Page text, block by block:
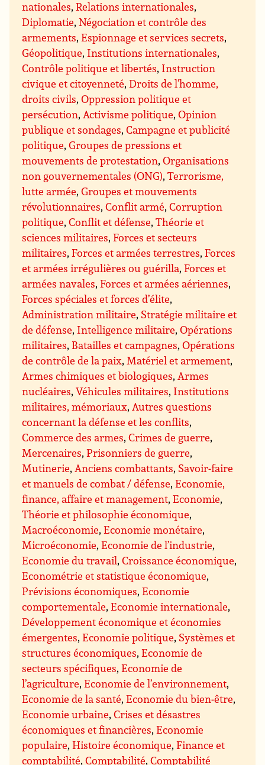
nationales,Relations internationales,
Diplomatie,Négociation et contrôle des
armements,Espionnage et services secrets,
Géopolitique, Institutions internationales,
Contrôle politique et libertés, Instruction
civique et citoyenneté,Droits de l’homme,
droits civils,Oppression politique et
persécution,Activisme politique,Opinion
publique et sondages,Campagne et publicité
politique,Groupes de pressions et
mouvements de protestation,Organisations
non gouvernementales (ONG),Terrorisme,
lutte armée,Groupes et mouvements
révolutionnaires,Conflit armé,Corruption
politique,Conflit et défense,Théorie et
sciences militaires,Forces et secteurs
militaires,Forces et armées terrestres,Forces
et armées irrégulières ou guérilla,Forces et
armées navales,Forces et armées aériennes,
Forces spéciales et forces d’élite,
Administration militaire, Stratégie militaire et
de défense, Intelligence militaire,Opérations
militaires, Batailles et campagnes,Opérations
de contrôle de la paix,Matériel et armement,
Armes chimiques et biologiques,Armes
nucléaires,Véhicules militaires, Institutions
militaires, mémoriaux,Autres questions
concernant la défense et les conflits,
Commerce des armes,Crimes de guerre,
Mercenaires,Prisonniers de guerre,
Mutinerie,Anciens combattants, Savoir-faire
et manuels de combat / défense,Economie,
finance, affaire et management,Economie,
Théorie et philosophie économique,
Macroéconomie,Economie monétaire,
Microéconomie,Economie de l’industrie,
Economie du travail,Croissance économique,
Econométrie et statistique économique,
Prévisions économiques,Economie
comportementale,Economie internationale,
Développement économique et économies
émergentes,Economie politique, Systèmes et
structures économiques,Economie de
secteurs spécifiques,Economie de
l’agriculture,Economie de l’environnement,
Economie de la santé,Economie du bien-être,
Economie urbaine,Crises et désastres
économiques et financières,Economie
populaire,Histoire économique,Finance et
comptabilité,Comptabilité,Comptabilité